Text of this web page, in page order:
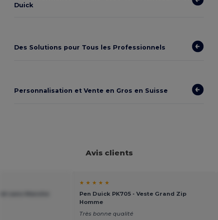
Duick
Des Solutions pour Tous les Professionnels
Personnalisation et Vente en Gros en Suisse
Avis clients
★ ★ ★ ★ ★
Pen Duick PK705 - Veste Grand Zip
Homme
Très bonne qualité